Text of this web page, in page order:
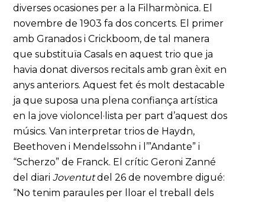
diverses ocasiones per a la Filharmònica. El
novembre de 1903 fa dos concerts. El primer
amb Granados i Crickboom, de tal manera
que substituïa Casals en aquest trio que ja
havia donat diversos recitals amb gran èxit en
anys anteriors. Aquest fet és molt destacable
ja que suposa una plena confiança artística
en la jove violoncel·lista per part d’aquest dos
músics. Van interpretar trios de Haydn,
Beethoven i Mendelssohn i l’”Andante” i
“Scherzo” de Franck. El crític Geroni Zanné
del diariJoventutdel 26 de novembre digué:
“No tenim paraules per lloar el treball dels